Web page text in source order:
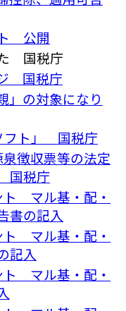
公開
た 国税庁
国税庁
」の対象になり
フト」 国税庁
徴収票等の法定
国税庁
ト マル基・配・
の記入
ト マル基・配・
記入
ト マル基・配・